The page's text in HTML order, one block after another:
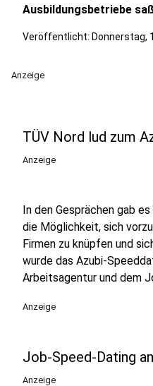
Ausbildungsbetriebe
Veröffentlicht: Donnerstag,
Anzeige
TÜV Nord lud zum
Anzeige
In den Gesprächen gab
die Möglichkeit, sich
Firmen zu knüpfen und
wurde das Azubi-
Arbeitsagentur und dem
Anzeige
Job-Speed-Dating
Anzeige